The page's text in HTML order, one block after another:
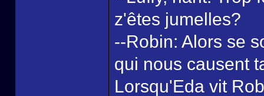
z'êtes jumelles?
--Robin: Alors se
qui nous causent
Lorsqu'Eda vit